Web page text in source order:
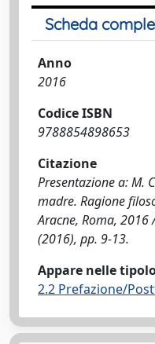
Scheda
Anno
2016
Codice ISBN
9788854898653
Citazione
Presentazione a: M.
madre. Ragione
Aracne, Roma, 2016
(2016), pp. 9-13.
Appare nelle
2.2 Prefazione/